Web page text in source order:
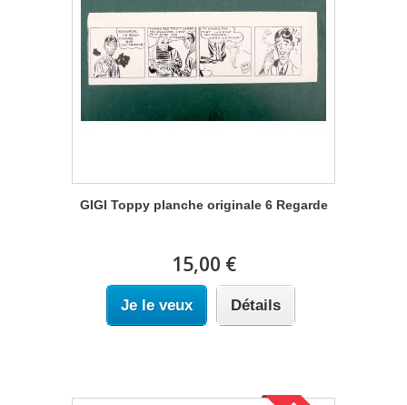
GIGI Toppy planche originale 6 Regarde
15,00 €
Je le veux Détails